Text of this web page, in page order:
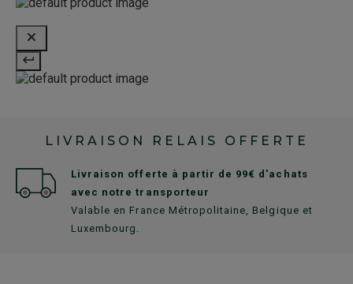
LIVRAISON RELAIS OFFERTE
Livraison offerte à partir de 99€ d'achats
avec notre transporteur
Valable en France Métropolitaine, Belgique et
Luxembourg.